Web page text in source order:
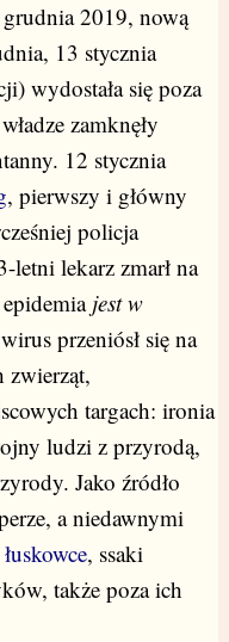
grudnia 2019, nową
13 stycznia
wydostała się poza
zamknęły
12 stycznia
, pierwszy i główny
policja
letni lekarz zmarł na
jest w
przeniósł się na
zwierząt,
targach: ironia
ludzi z przyrodą,
Jako źródło
a niedawnymi
łuskowce, ssaki
także poza ich